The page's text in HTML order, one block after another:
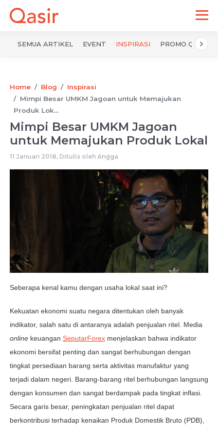
SEMUA ARTIKEL EVENT INSPIRASI PROMO QASIR
Home Blog
Inspirasi
Mimpi Besar UMKM Jagoan untuk Memajukan
Produk Lok...
Mimpi Besar UMKM Jagoan
untuk Memajukan Produk Lokal
11 Januari 2018, Ditulis oleh Angga
Seberapa kenal kamu dengan usaha lokal saat ini?
Kekuatan ekonomi suatu negara ditentukan oleh banyak
indikator, salah satu di antaranya adalah penjualan ritel. Media
online keuangan SeputarForex menjelaskan bahwa indikator
ekonomi bersifat penting dan sangat berhubungan dengan
tingkat persediaan barang serta aktivitas manufaktur yang
terjadi dalam negeri. Barang-barang ritel berhubungan langsung
dengan konsumen dan sangat berdampak pada tingkat inflasi.
Secara garis besar, peningkatan penjualan ritel dapat
berkontribusi terhadap kenaikan Produk Domestik Bruto (PDB),